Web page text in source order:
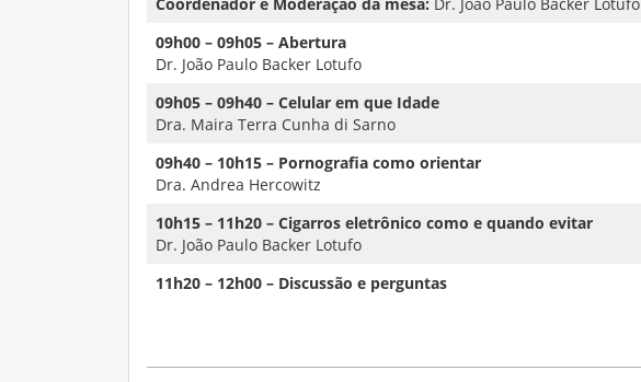
09h00 – 09h05 – Abertura
Dr. João Paulo Backer Lotufo
09h05 – 09h40 – Celular em que Idade
Dra. Maira Terra Cunha di Sarno
09h40 – 10h15 – Pornografia como orientar
Dra. Andrea Hercowitz
10h15 – 11h20 – Cigarros eletrônico como e quando evitar
Dr. João Paulo Backer Lotufo
11h20 – 12h00 – Discussão e perguntas